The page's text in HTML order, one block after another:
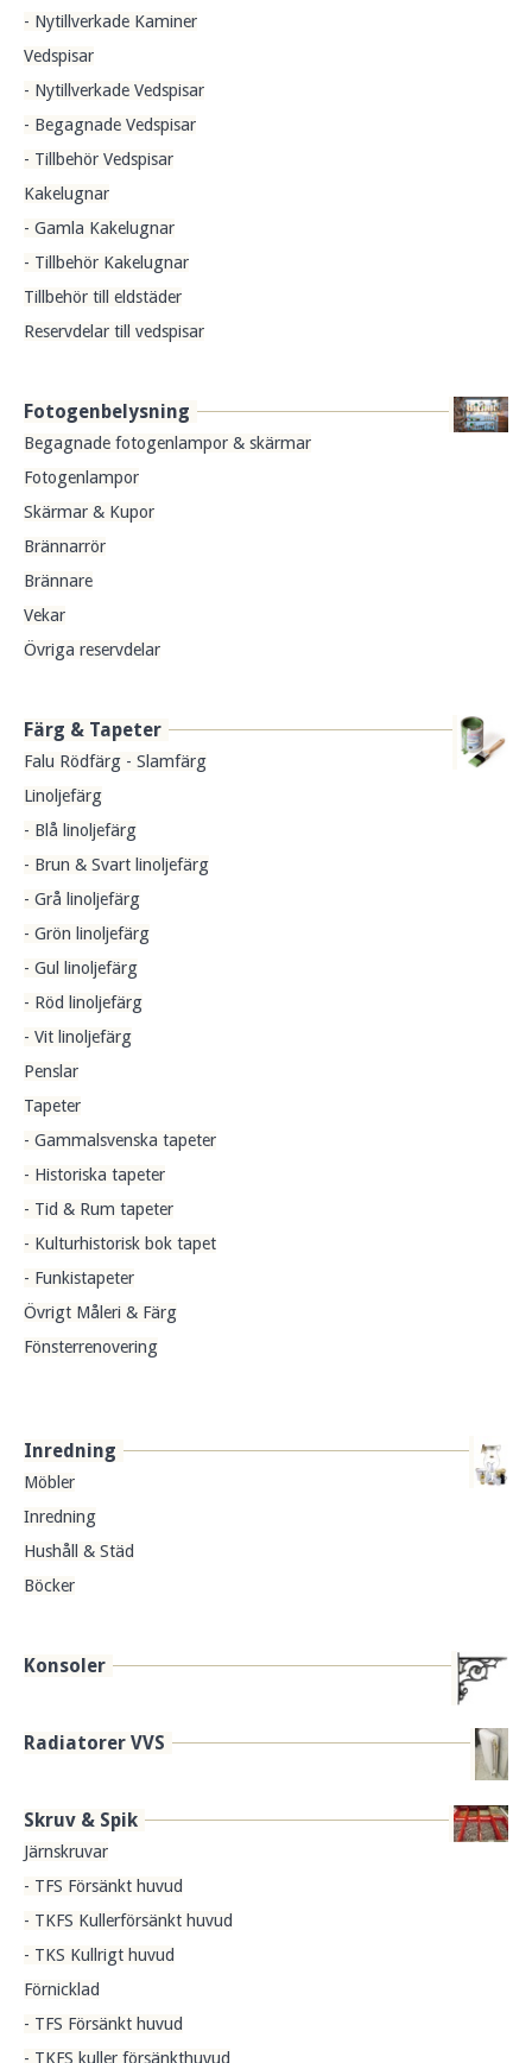
- Nytillverkade Kaminer
Vedspisar
- Nytillverkade Vedspisar
- Begagnade Vedspisar
- Tillbehör Vedspisar
Kakelugnar
- Gamla Kakelugnar
- Tillbehör Kakelugnar
Tillbehör till eldstäder
Reservdelar till vedspisar
Fotogenbelysning
Begagnade fotogenlampor & skärmar
Fotogenlampor
Skärmar & Kupor
Brännarrör
Brännare
Vekar
Övriga reservdelar
Färg & Tapeter
Falu Rödfärg - Slamfärg
Linoljefärg
- Blå linoljefärg
- Brun & Svart linoljefärg
- Grå linoljefärg
- Grön linoljefärg
- Gul linoljefärg
- Röd linoljefärg
- Vit linoljefärg
Penslar
Tapeter
- Gammalsvenska tapeter
- Historiska tapeter
- Tid & Rum tapeter
- Kulturhistorisk bok tapet
- Funkistapeter
Övrigt Måleri & Färg
Fönsterrenovering
Inredning
Möbler
Inredning
Hushåll & Städ
Böcker
Konsoler
Radiatorer VVS
Skruv & Spik
Järnskruvar
- TFS Försänkt huvud
- TKFS Kullerförsänkt huvud
- TKS Kullrigt huvud
Förnicklad
- TFS Försänkt huvud
- TKFS kuller försänkthuvud